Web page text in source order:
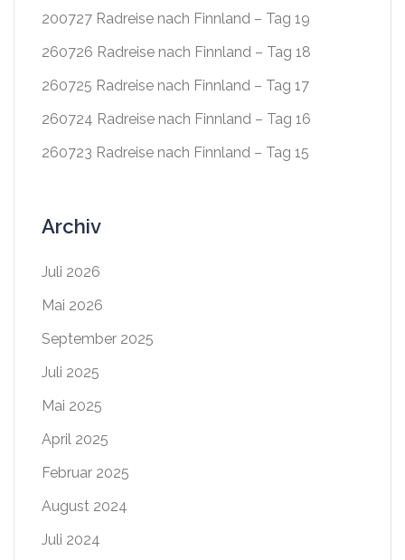
200727 Radreise nach Finnland – Tag 19
260726 Radreise nach Finnland – Tag 18
260725 Radreise nach Finnland – Tag 17
260724 Radreise nach Finnland – Tag 16
260723 Radreise nach Finnland – Tag 15
Archiv
Juli 2026
Mai 2026
September 2025
Juli 2025
Mai 2025
April 2025
Februar 2025
August 2024
Juli 2024